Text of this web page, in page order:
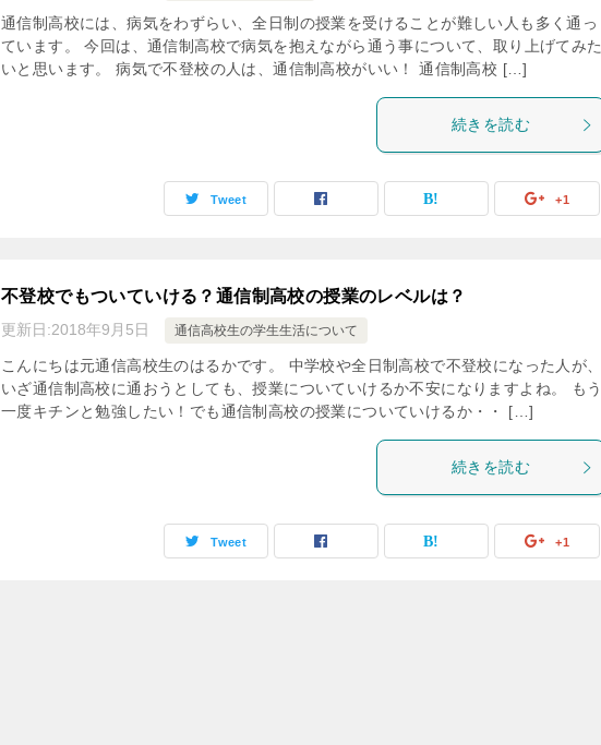
通信制高校には、病気をわずらい、全日制の授業を受けることが難しい人も多く通っ
ています。 今回は、通信制高校で病気を抱えながら通う事について、取り上げてみた
いと思います。 病気で不登校の人は、通信制高校がいい！ 通信制高校 […]
続きを読む
Tweet +1
不登校でもついていける？通信制高校の授業のレベルは？
更新日:2018年9月5日 通信高校生の学生生活について
こんにちは元通信高校生のはるかです。 中学校や全日制高校で不登校になった人が、
いざ通信制高校に通おうとしても、授業についていけるか不安になりますよね。 もう
一度キチンと勉強したい！でも通信制高校の授業についていけるか・・ […]
続きを読む
Tweet +1